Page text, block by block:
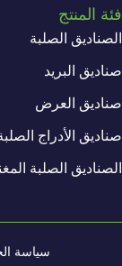
فئة المنتج
الصناديق الصلبة
صناديق البريد
صناديق العرض
صناديق الأدراج
الصناديق الصلبة
سياسة